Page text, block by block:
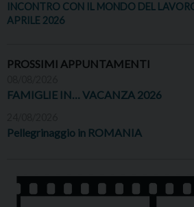
INCONTRO CON IL MONDO DEL
APRILE 2026
PROSSIMI APPUNTAMENTI
FAMIGLIE IN… VACANZA 2026
Pellegrinaggio in ROMANIA